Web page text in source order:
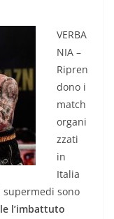
VERBA
NIA –
Ripren
dono i
match
organi
zzati
in
Italia
supermedi sono
l’imbattuto